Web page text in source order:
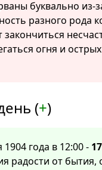
буквально из-
разного рода
закончиться
огня и
(+)
1904 года в 12:00 -
радости от бытия,